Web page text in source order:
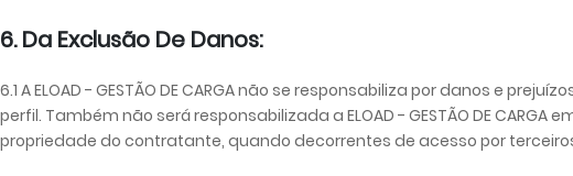
6. Da Exclusão De Danos:
6.1 A ELOAD - GESTÃO DE CARGA não se responsabiliza por danos e
perfil. Também não será responsabilizada a ELOAD - GESTÃO DE
propriedade do contratante, quando decorrentes de acesso por terceiros